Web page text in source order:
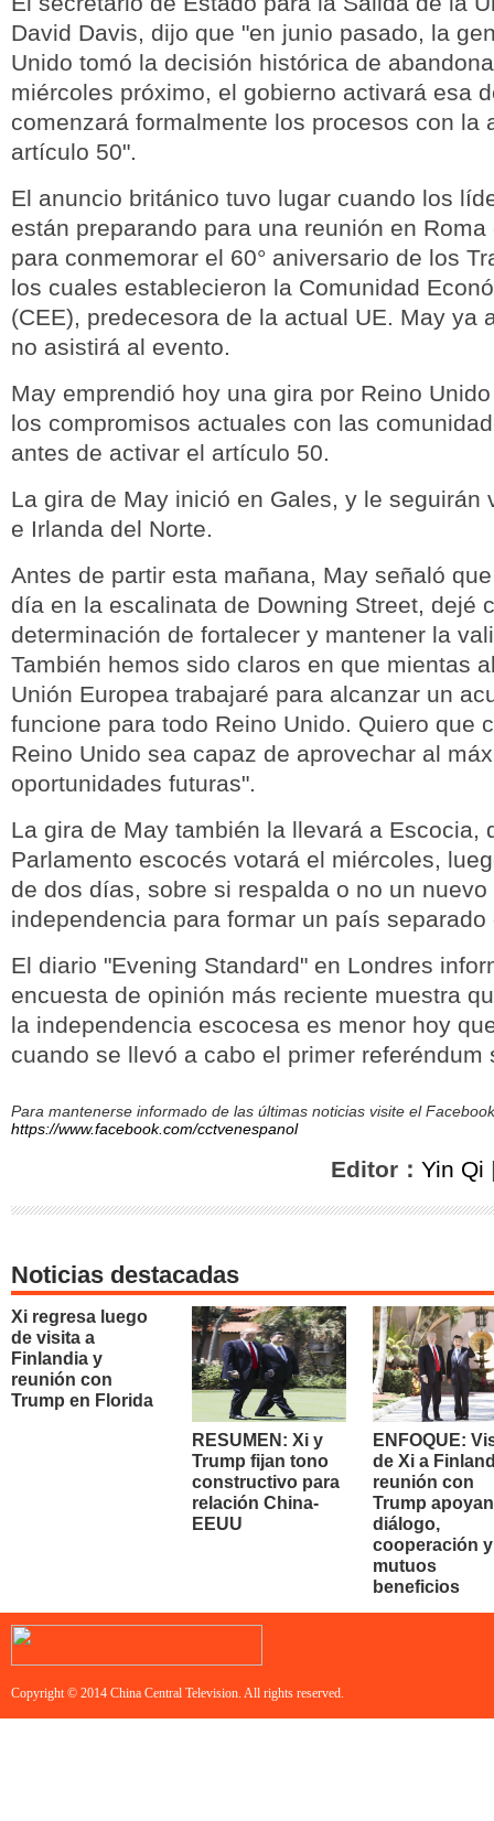
David Davis, dijo que "en junio pasado, la
Unido tomó la decisión histórica de
miércoles próximo, el gobierno activará esa
comenzará formalmente los procesos con la
artículo 50".
El anuncio británico tuvo lugar cuando los
están preparando para una reunión en
para conmemorar el 60° aniversario de los
los cuales establecieron la Comunidad
(CEE), predecesora de la actual UE. May ya
no asistirá al evento.
May emprendió hoy una gira por Reino
los compromisos actuales con las
antes de activar el artículo 50.
La gira de May inició en Gales, y le seguirán
e Irlanda del Norte.
Antes de partir esta mañana, May señaló
día en la escalinata de Downing Street, dejé
determinación de fortalecer y mantener la
También hemos sido claros en que mientas
Unión Europea trabajaré para alcanzar un
funcione para todo Reino Unido. Quiero que
Reino Unido sea capaz de aprovechar al
oportunidades futuras".
La gira de May también la llevará a Escocia,
Parlamento escocés votará el miércoles,
de dos días, sobre si respalda o no un
independencia para formar un país separado
El diario "Evening Standard" en Londres
encuesta de opinión más reciente muestra
la independencia escocesa es menor hoy
cuando se llevó a cabo el primer referéndum
Para mantenerse informado de las últimas noticias visite el
https://www.facebook.com/cctvenespanol
Editor： Yin Qi
Noticias destacadas
Xi regresa luego
de visita a
Finlandia y
reunión con
Trump en Florida
RESUMEN: Xi y
Trump fijan tono
constructivo para
relación China-
EEUU
ENFOQUE:
de Xi a
reunión con
Trump apoyan
diálogo,
cooperación y
mutuos
beneficios
Copyright © 2014 China Central Television. All rights reserved.